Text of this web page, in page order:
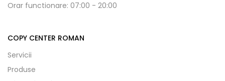
Orar functionare: 07:00 - 20:00
COPY CENTER ROMAN
Servicii
Produse